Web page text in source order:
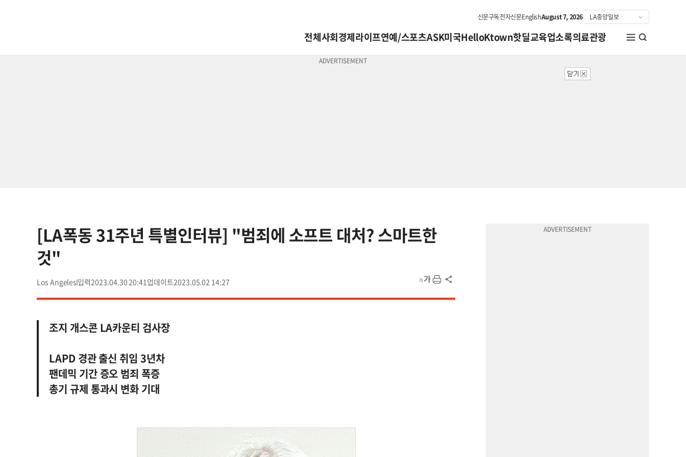
신문구독전자신문EnglishAugust 7, 2026
전체사회경제라이프연예/스포츠ASK미국HelloKtown핫딜교육업소록의료관광
[LA폭동 31주년 특별인터뷰] "범죄에 소프트 대처? 스마트한
것"
Los Angeles 2023.04.30 20:41 2023.05.02 14:27
조지 개스콘 LA카운티 검사장
LAPD 경관 출신 취임 3년차
팬데믹 기간 증오 범죄 폭증
총기 규제 통과시 변화 기대